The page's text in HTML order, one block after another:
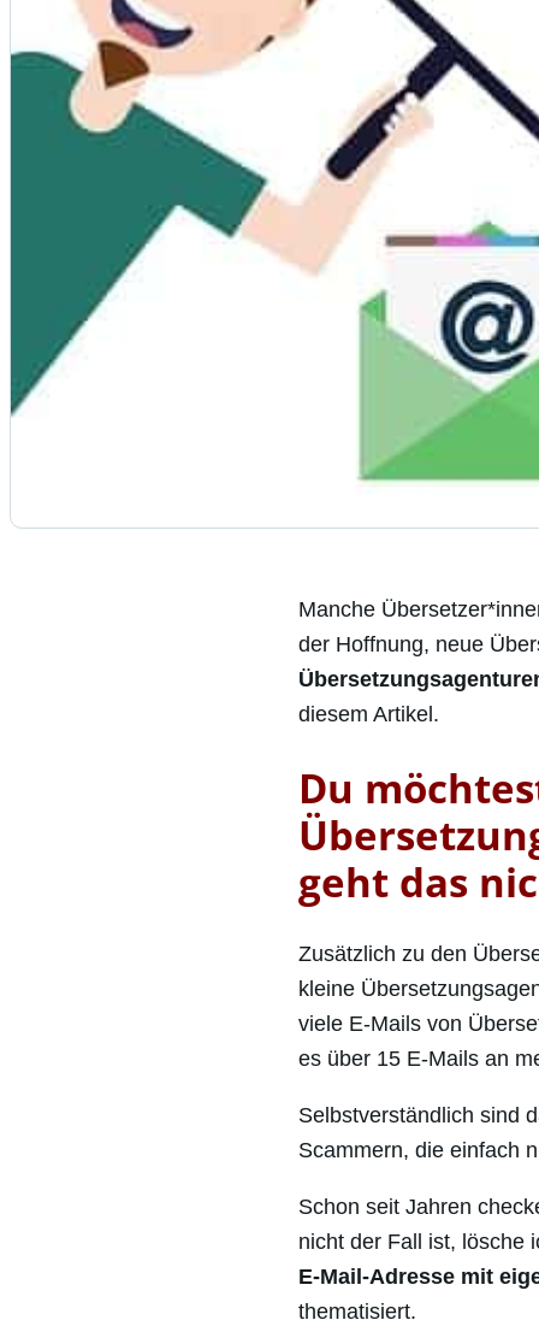
Manche
der Hoffnung, neue
diesem Artikel.
Du
geht das
Zusätzlich zu den
kleine
viele E-Mails von
es über 15 E-Mails an
Selbstverständlich sind
Scammern, die einfach
Schon seit Jahren
nicht der Fall ist, lösche
E-Mail-Adresse mit
thematisiert.